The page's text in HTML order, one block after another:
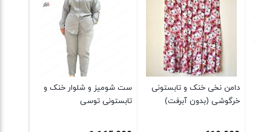
دامن نخی خنک و تابستونی
خرگوشی (بدون آبرفت)
ست شومیز و شلوار خنک و
تابستونی توسی